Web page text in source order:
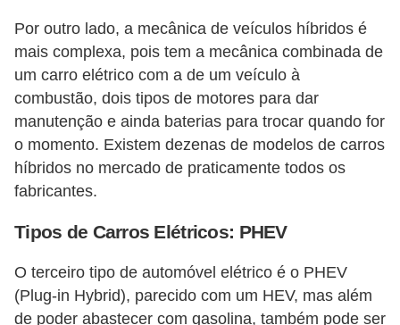
Por outro lado, a mecânica de veículos híbridos é
mais complexa, pois tem a mecânica combinada de
um carro elétrico com a de um veículo à
combustão, dois tipos de motores para dar
manutenção e ainda baterias para trocar quando for
o momento. Existem dezenas de modelos de carros
híbridos no mercado de praticamente todos os
fabricantes.
Tipos de Carros Elétricos: PHEV
O terceiro tipo de automóvel elétrico é o PHEV
(Plug-in Hybrid), parecido com um HEV, mas além
de poder abastecer com gasolina, também pode ser
d
a
d
e
F
e
r
m
e